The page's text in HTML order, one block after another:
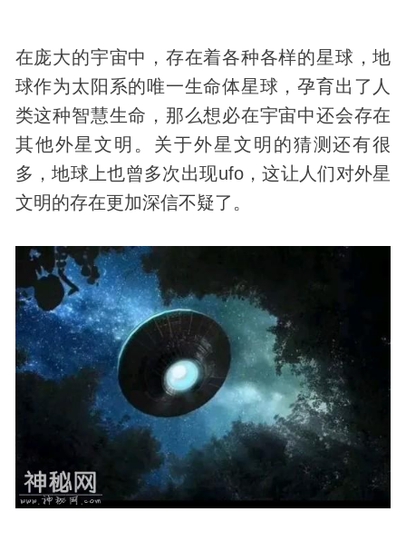
在庞大的宇宙中，存在着各种各样的星球，地
球作为太阳系的唯一生命体星球，孕育出了人
类这种智慧生命，那么想必在宇宙中还会存在
其他外星文明。关于外星文明的猜测还有很
多，地球上也曾多次出现ufo，这让人们对外星
文明的存在更加深信不疑了。